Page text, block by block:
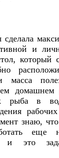
сделала
и
который
масса
рыба в
знаю,
еще
и это